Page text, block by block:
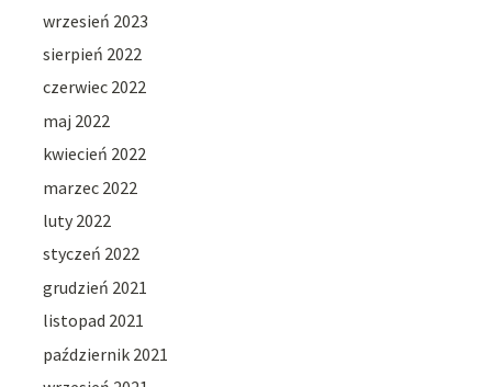
wrzesień 2023
sierpień 2022
czerwiec 2022
maj 2022
kwiecień 2022
marzec 2022
luty 2022
styczeń 2022
grudzień 2021
listopad 2021
październik 2021